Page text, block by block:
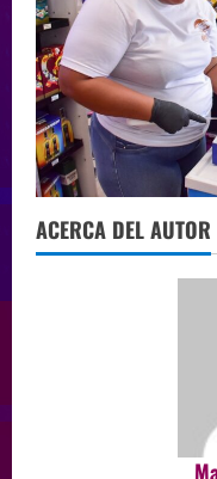
ACERCA DEL AUTOR